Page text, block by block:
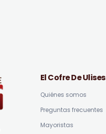
El Cofre De Ulises
Quiénes somos
Preguntas frecuentes
Mayoristas